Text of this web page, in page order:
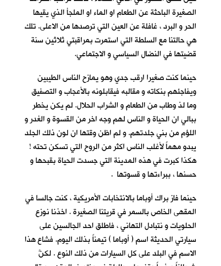
الصغيرة الباحثة عن الطعام او الماء او الملجأ الذي يقيها
الحر و البرد ، غافلة عن العين التي ترصدها من الاعلى. تلك
هي حالتنا مع السلطة التي استمرت بمراقبتي ثلاثين سنة
قضيتها في النضال السياسي و الاجتماعي.
حينما كنت صغيرا ارقب جدي وهو يمازح الناس الطيبين
ويفاجئهم بنكاته و مقالبه فيقابلونه بالأعجاب و التصفيق
وما لذ وطاب من الطعام و الشراب الحلال. لم يكن يخطر
ببالي ان الحياة و الناس لهم وجه اخر من القسوة و الغدر و
اللؤم من بني جلدتهم. و لم اظن وقتها ان لون ذلك الجلد
يبدو مهماً لأغلب الناس اكثر من الروح التي تسكن تحته !
هكذا كبرت في هذه المدينة التي جسدت الحياة بقبحها و
حسنها ، ببراءتها و قسوتها .
حينما فاز براك أوباما بالانتخابات الأمريكية ، كنت جالسا في
المقهى الخاص بالسمر في قريتنا الصغيرة . اخذنا نوزع
الحلويات و نتبادل التهاني ، فاطلق احد الجالسين على
سيارتي الحديثة اسم ( أوباما ) تيمناً بذلك اليوم. فشاع هذا
الاسم في البلد على كل السيارات من ذلك النوع . لكنَّ